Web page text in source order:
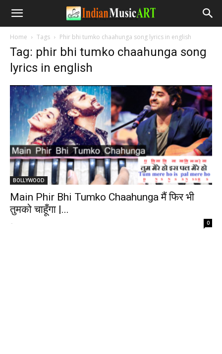
Home Tags Phir bhi tumko chaahunga song lyrics in english
Tag: phir bhi tumko chaahunga song
lyrics in english
BOLLYWOOD
Main Phir Bhi Tumko Chaahunga मैं फिर भी
तुमको चाहूँगा |...
- 0